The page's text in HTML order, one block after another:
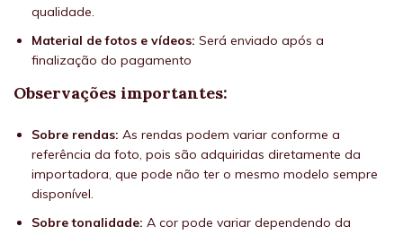
qualidade.
Material de fotos e vídeos: Será enviado após a
finalização do pagamento
Observações importantes:
Sobre rendas: As rendas podem variar conforme a
referência da foto, pois são adquiridas diretamente da
importadora, que pode não ter o mesmo modelo sempre
disponível.
Sobre tonalidade: A cor pode variar dependendo da